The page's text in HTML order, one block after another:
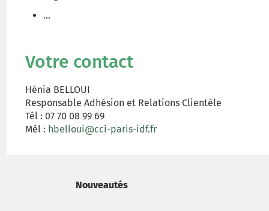
...
Votre contact
Hénia BELLOUI
Responsable Adhésion et Relations Clientèle
Tél : 07 70 08 99 69
Mél : hbelloui@cci-paris-idf.fr
Nouveautés